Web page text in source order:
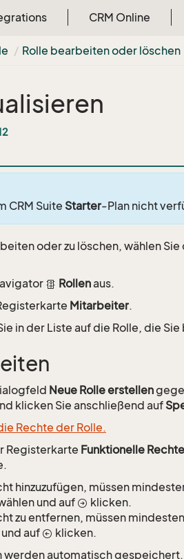
CRM Online
Rolle bearbeiten oder löschen
CRM SuiteStarter-Plan nicht
oder zu löschen, wählen
Rollenaus.
Mitarbeiter.
in der Liste auf die Rolle, die
Neue Rolle erstellen
klicken Sie anschließend auf
Rechte der Rolle.
Registerkarte Funktionelle Rechte
hinzuzufügen, müssen
und auf
klicken.
zu entfernen, müssen
auf
klicken.
werden automatisch gespeichert.